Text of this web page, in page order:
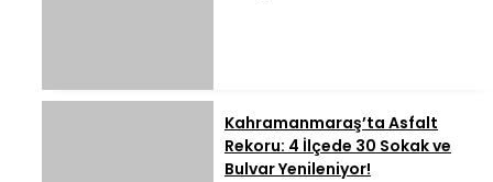
Kahramanmaraş’ta Asfalt
Rekoru: 4 İlçede 30 Sokak ve
Bulvar Yenileniyor!